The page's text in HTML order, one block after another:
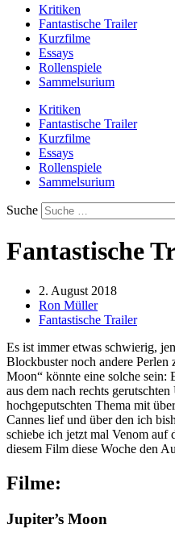
Kritiken
Fantastische Trailer
Kurzfilme
Essays
Rollenspiele
Sammelsurium
Kritiken
Fantastische Trailer
Kurzfilme
Essays
Rollenspiele
Sammelsurium
Suche
Fantastische
2. August 2018
Ron Müller
Fantastische Trailer
Es ist immer etwas schwierig,
Blockbuster noch andere Perlen
Moon“ könnte eine solche sein:
aus dem nach rechts
hochgeputschten Thema mit
Cannes lief und über den ich
schiebe ich jetzt mal Venom auf
diesem Film diese Woche den
Filme:
Jupiter’s Moon